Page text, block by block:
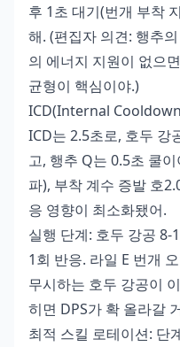
후 1초 대기(번개 부착
해. (편집자 의견: 행추
의 에너지 지원이 없으
균형이 핵심이야.)
ICD(Internal
ICD는 2.5초로, 호두 강
고, 행추 Q는 0.5초 쿨
파), 부착 계수 증발 호
응 영향이 최소화됐어.
실행 단계: 호두 강공 8-
1회 반응. 라일 E 번개
무시하는 호두 강공이
히면 DPS가 확 올라갈
최적 스킬 로테이션: 단